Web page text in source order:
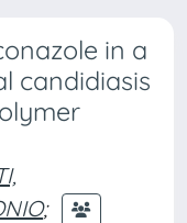
in a
candidiasis
;